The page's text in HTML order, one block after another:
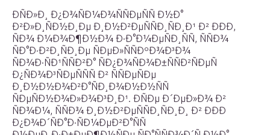
ÐÑÐ»Ð¸ Ð¿Ð¾ÑÐ¼Ð¾ÑÑÐµÑÑ Ð½Ð°
Ð²Ð»Ð¸ÑÐ½Ð¸Ðµ Ð¸Ð½Ð²ÐµÑÑÐ¸ÑÐ¸Ð¹ Ð² ÐÐÐ,
ÑÐ¾ Ð¼Ð¾Ð¶Ð½Ð¾ Ð·Ð°Ð¼ÐµÑÐ¸ÑÑ, ÑÑÐ¾
ÑÐ°Ð·Ð²Ð¸ÑÐ¸Ðµ ÑÐµÐ»ÑÑÐºÐ¾Ð³Ð¾
ÑÐ¾Ð·ÑÐ¹ÑÑÐ²Ð° ÑÐ¿Ð¾ÑÐ¾Ð±ÑÑÐ²ÑÐµÑ
Ð¿ÑÐ¾Ð³ÑÐµÑÑÑ Ð² ÑÑÐµÑÐµ
Ð¸Ð½Ð½Ð¾Ð²Ð°ÑÐ¸Ð¾Ð½Ð½ÑÑ
ÑÐµÑÐ½Ð¾Ð»Ð¾Ð³Ð¸Ð¹. ÐÑÐµ Ð´ÐµÐ»Ð¾ Ð²
ÑÐ¾Ð¼, ÑÑÐ¾ Ð¸Ð½Ð²ÐµÑÑÐ¸ÑÐ¸Ð¸ Ð² ÐÐÐ
Ð¿Ð¾Ð´ÑÐ°Ð·ÑÐ¼ÐµÐ²Ð°ÑÑ